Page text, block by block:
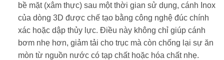
bề mặt (xâm thực) sau một thời gian sử dụng, cánh Inox
của dòng 3D được chế tạo bằng công nghệ đúc chính
xác hoặc dập thủy lực. Điều này không chỉ giúp cánh
bơm nhẹ hơn, giảm tải cho trục mà còn chống lại sự ăn
mòn từ nguồn nước có tạp chất hoặc hóa chất nhẹ.